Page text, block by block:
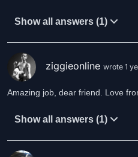
Show all answers (1)
ziggieonline wrote 1
Amazing job, dear friend. Love
Show all answers (1)